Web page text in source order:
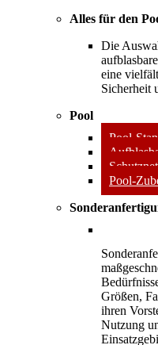
Alles für den
Die
eine
Sicherheit
Pool
Pool-
Pool-
Größen,
ihren
Nutzung